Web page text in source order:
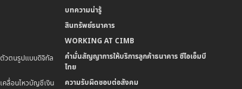
วตนรูปแบบดิจิทัล
คลื่อนไหวบัญชีเงิน
บทความน่ารู้
สินทรัพย์ธนาคาร
WORKING AT CIMB
คำมั่นสัญญาการให้บริการลูกค้าธนาคาร ซีไอเอ็มบี
ไทย
ความรับผิดชอบต่อสังคม